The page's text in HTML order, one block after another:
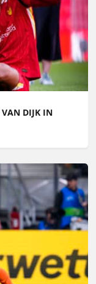
VAN DIJK IN